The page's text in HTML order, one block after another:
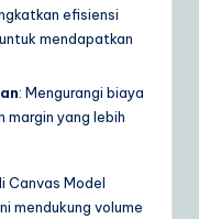
efisiensi
mendapatkan
: Mengurangi biaya
margin yang lebih
Canvas Model
mendukung volume